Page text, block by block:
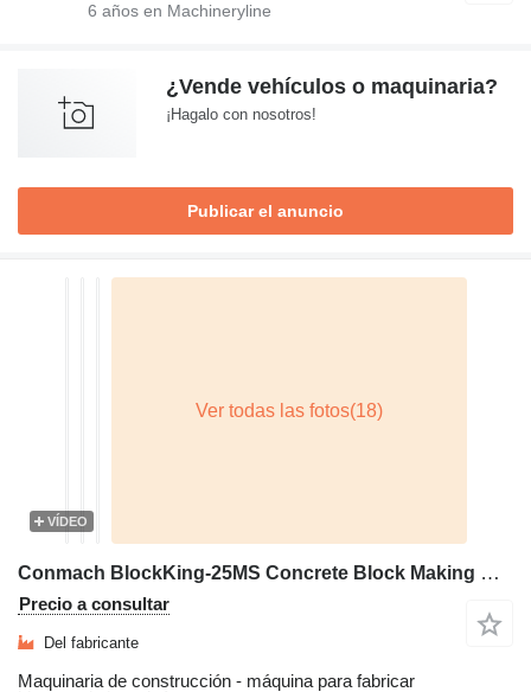
6 años en Machineryline
¿Vende vehículos o maquinaria?
¡Hagalo con nosotros!
Publicar el anuncio
VÍDEO
Conmach BlockKing-25MS Concrete Block Making Machine -10.000 units/shift
Precio a consultar
Del fabricante
Maquinaria de construcción - máquina para fabricar